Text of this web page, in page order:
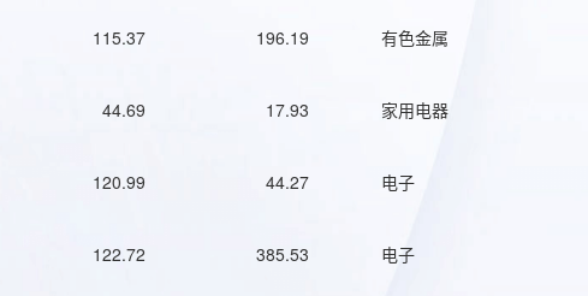
115.37 196.19 有色金属
44.69 17.93 家用电器
120.99 44.27 电子
122.72 385.53 电子